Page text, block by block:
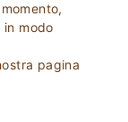
modo
pagina